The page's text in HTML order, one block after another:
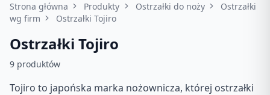
Strona główna Produkty Ostrzałki do noży
Ostrzałki
wg firm
Ostrzałki Tojiro
Ostrzałki Tojiro
9 produktów
Tojiro to japońska marka nożownicza, której ostrzałki